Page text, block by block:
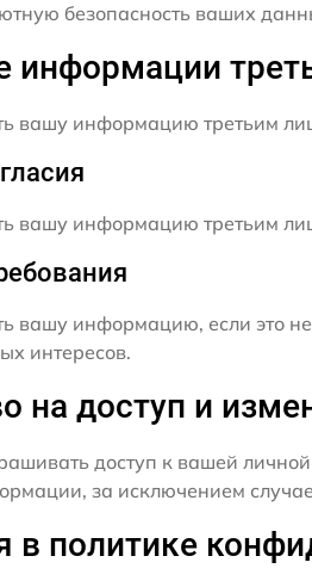
безопасность ваших
информации
вашу информацию третьим
вашу информацию третьим
вашу информацию, если это
интересов.
на доступ и
доступ к вашей
за исключением
в политике